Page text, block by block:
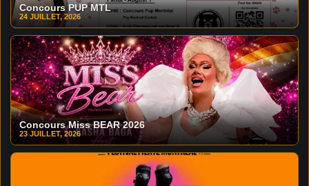
Concours PUP MTL
24 JUILLET, 2026
Concours Miss BEAR 2026
23 JUILLET, 2026